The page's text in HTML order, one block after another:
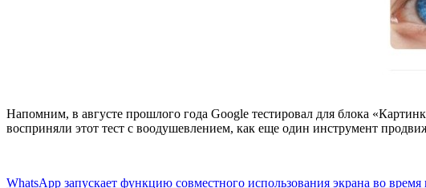
Напомним, в августе прошлого года Google тестировал для блока
восприняли этот тест с воодушевлением, как еще один инструмент
WhatsApp запускает функцию совместного использования экрана во время